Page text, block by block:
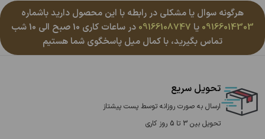
هرگونه سوال یا مشکلی در رابطه با این محصول دارید باشماره
09166014303 یا 09166108747
در ساعات کاری 10 صبح الی 10 شب
تماس بگیرید، با کمال میل پاسخگوی شما هستیم
تحویل سریع
ارسال به صورت روزانه توسط پست پیشتاز
تحویل بین 3 تا 5 روز کاری